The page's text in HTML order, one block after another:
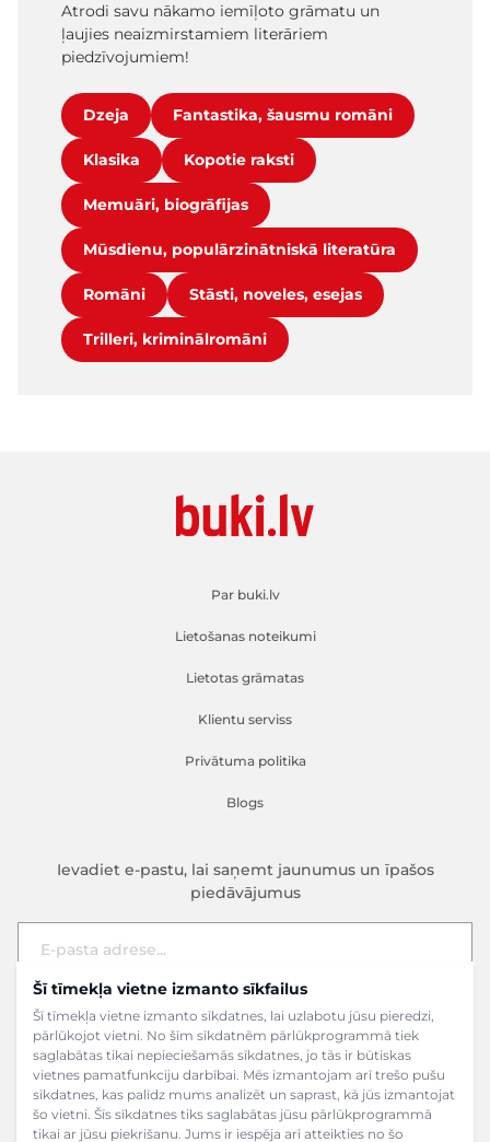
Šī tīmekļa vietne izmanto sīkfailus
Šī tīmekļa vietne izmanto sīkdatnes, lai uzlabotu jūsu pieredzi,
pārlūkojot vietni. No šīm sīkdatnēm pārlūkprogrammā tiek
saglabātas tikai nepieciešamās sīkdatnes, jo tās ir būtiskas
vietnes pamatfunkciju darbībai. Mēs izmantojam arī trešo pušu
sīkdatnes, kas palīdz mums analizēt un saprast, kā jūs izmantojat
šo vietni. Šīs sīkdatnes tiks saglabātas jūsu pārlūkprogrammā
tikai ar jūsu piekrišanu. Jums ir iespēja arī atteikties no šo
Atrodi savu nākamo iemīļoto grāmatu un
ļaujies neaizmirstamiem literāriem
piedzīvojumiem!
Dzeja Fantastika, šausmu romāni
Klasika Kopotie raksti
Memuāri, biogrāfijas
Mūsdienu, populārzinātniskā literatūra
Romāni Stāsti, noveles, esejas
Trilleri, kriminālromāni
Par buki.lv
Lietošanas noteikumi
Lietotas grāmatas
Klientu serviss
Privātuma politika
Blogs
Ievadiet e-pastu, lai saņemt jaunumus un īpašos
piedāvājumus
E-pasta adrese
Pieteikties